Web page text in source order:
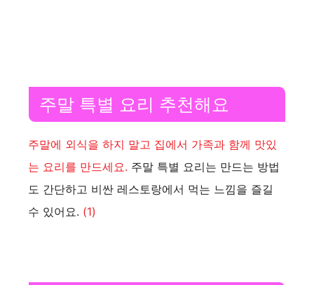
주말 특별 요리 추천해요
주말에 외식을 하지 말고 집에서 가족과 함께 맛있
는 요리를 만드세요. 주말 특별 요리는 만드는 방법
도 간단하고 비싼 레스토랑에서 먹는 느낌을 즐길
수 있어요. (1)